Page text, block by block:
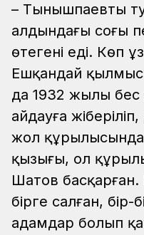
– Тынышпаевтың
алдындағы соңғы
өтегені еді. Көп
Ешқандай
да 1932 жылы
айдауға
жол құрылысында
қызығы, ол
Шатов басқарған.
бірге салған, бір-
адамдар болып